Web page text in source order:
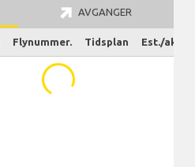
AVGANGER
Flynummer. Tidsplan Est./
...